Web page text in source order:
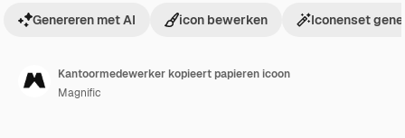
Genereren met AI icon bewerken Iconenset
Kantoormedewerker kopieert papieren icoon
Magnific